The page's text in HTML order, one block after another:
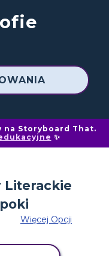
na Storyboard That.
✨
Więcej Opcji